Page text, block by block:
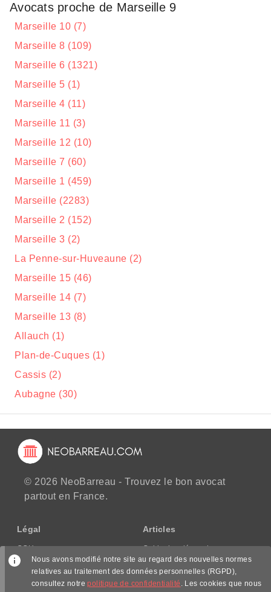
Avocats proche de Marseille 9
Marseille 10 (7)
Marseille 8 (109)
Marseille 6 (1321)
Marseille 5 (1)
Marseille 4 (11)
Marseille 11 (3)
Marseille 12 (10)
Marseille 7 (60)
Marseille 1 (459)
Marseille (2283)
Marseille 2 (152)
Marseille 3 (2)
La Penne-sur-Huveaune (2)
Marseille 15 (46)
Marseille 14 (7)
Marseille 13 (8)
Allauch (1)
Plan-de-Cuques (1)
Cassis (2)
Aubagne (30)
© 2026 NeoBarreau - Trouvez le bon avocat
partout en France.
Légal
CGU
CGV/CPPS
Articles
Guide des démarches
Nous avons modifié notre site au regard des nouvelles normes
relatives au traitement des données personnelles (RGPD),
consultez notrepolitique de confidentialité . Les cookies que nous